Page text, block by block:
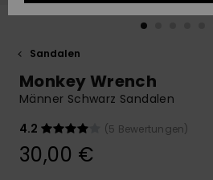
erhalten.
Finden Sie
die häufigsten
Fragen sowie
WUNSCHLISTE
Sandalen
Monkey Wrench
Männer Schwarz Sandalen
4.2
(5 Bewertungen)
30,00 €